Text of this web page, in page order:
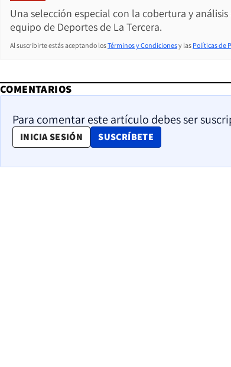
Una selección especial con la cobertura y
equipo de Deportes de La Tercera.
Al suscribirte estás aceptando losTérminos y Condicionesy las Políticas de
COMENTARIOS
Para comentar este artículo debes ser
INICIA SESIÓN SUSCRÍBETE
OPENS IN NEW WINDOW